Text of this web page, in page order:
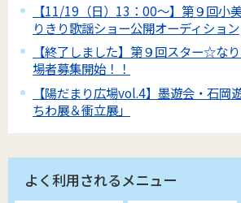
【11/19（日）13：00～】第９回小
りきり歌謡ショー公開オーディション
【終了しました】第９回スター☆な
場者募集開始！！
【陽だまり広場vol.4】墨遊会・石岡
ちわ展＆衝立展」
よく利用されるメニュー